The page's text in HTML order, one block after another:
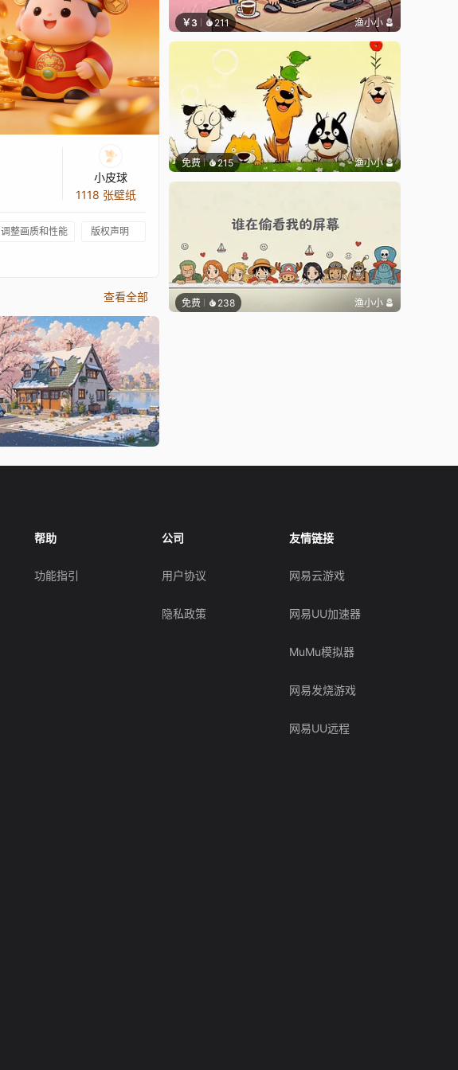
小皮球
1118 张壁纸
调整画质和性能 版权声明
查看全部
￥3 211 渔小小
免费 215 渔小小
免费 238 渔小小
帮助
功能指引
公司
用户协议
隐私政策
友情链接
网易云游戏
网易UU加速器
MuMu模拟器
网易发烧游戏
网易UU远程